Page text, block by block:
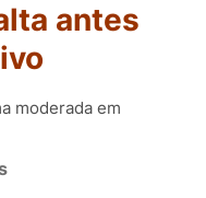
antes
moderada em